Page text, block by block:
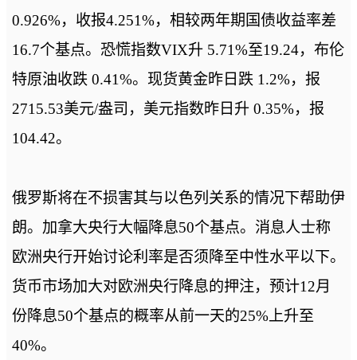
0.926%，收报4.251%，相较两年期国债收益率差
16.7个基点。恐慌指数VIX升 5.71%至19.24，布伦
特原油收跌 0.41%。现货黄金昨日跌 1.2%，报
2715.53美元/盎司，美元指数昨日升 0.35%，报
104.42。
俄罗斯将在不损害其与以色列关系的情况下帮助伊
朗。加拿大央行大幅降息50个基点。消息人士称
欧洲央行开始讨论利率是否须降至中性水平以下。
货币市场加大对欧洲央行降息的押注，预计12月
份降息50个基点的概率从前一天的25%上升至
40%。